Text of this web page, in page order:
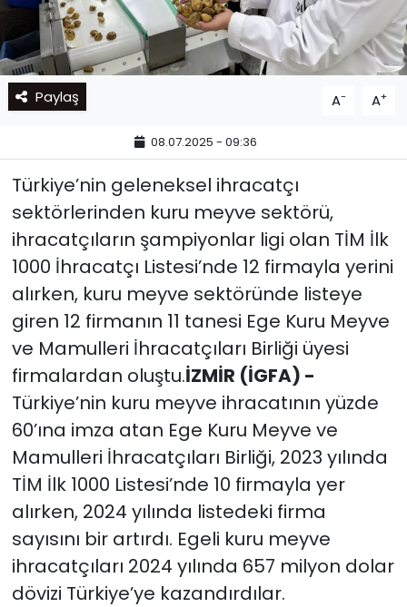
Paylaş A- A+
08.07.2025 - 09:36
Türkiye’nin geleneksel ihracatçı
sektörlerinden kuru meyve sektörü,
ihracatçıların şampiyonlar ligi olan TİM İlk
1000 İhracatçı Listesi’nde 12 firmayla yerini
alırken, kuru meyve sektöründe listeye
giren 12 firmanın 11 tanesi Ege Kuru Meyve
ve Mamulleri İhracatçıları Birliği üyesi
firmalardan oluştu.İZMİR (İGFA) -
Türkiye’nin kuru meyve ihracatının yüzde
60’ına imza atan Ege Kuru Meyve ve
Mamulleri İhracatçıları Birliği, 2023 yılında
TİM İlk 1000 Listesi’nde 10 firmayla yer
alırken, 2024 yılında listedeki firma
sayısını bir artırdı. Egeli kuru meyve
ihracatçıları 2024 yılında 657 milyon dolar
dövizi Türkiye’ye kazandırdılar.